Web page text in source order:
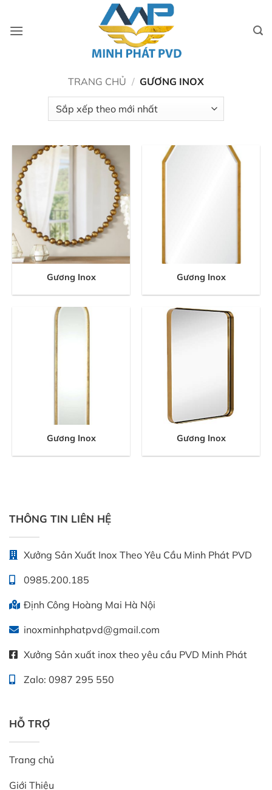
nội
TRANG CHỦ / GƯƠNG INOX
Gương Inox Gương Inox
Gương Inox Gương Inox
THÔNG TIN LIÊN HỆ
Xưởng Sản Xuất Inox Theo Yêu Cầu Minh Phát PVD
0985.200.185
Định Công Hoàng Mai Hà Nội
inoxminhphatpvd@gmail.com
Xưởng Sản xuất inox theo yêu cầu PVD Minh Phát
Zalo: 0987 295 550
HỖ TRỢ
Trang chủ
Giới Thiệu